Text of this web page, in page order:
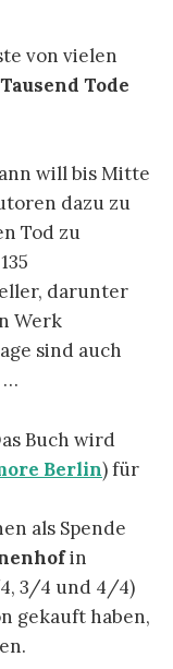
von vielen
Tausend Tode
will bis Mitte
dazu zu
Tod zu
darunter
Werk
sind auch
…
Buch wird
Berlin) für
als Spende
in
3/4 und 4/4)
gekauft haben,